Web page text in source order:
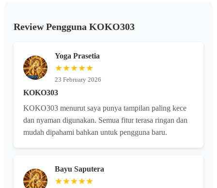
Review Pengguna KOKO303
Yoga Prasetia
★★★★★
23 February 2026
KOKO303
KOKO303 menurut saya punya tampilan paling kece
dan nyaman digunakan. Semua fitur terasa ringan dan
mudah dipahami bahkan untuk pengguna baru.
Bayu Saputera
★★★★★